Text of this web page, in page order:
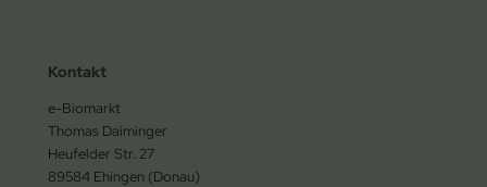
Kontakt
e-Biomarkt
Thomas Daiminger
Heufelder Str. 27
89584 Ehingen (Donau)